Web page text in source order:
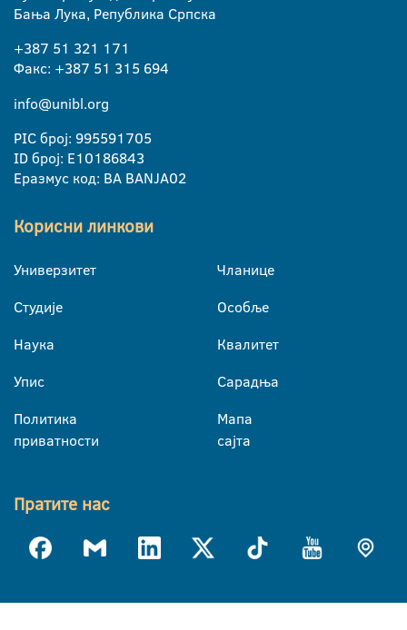
Бања Лука, Република Српска
+387 51 321 171
Факс: +387 51 315 694
info@unibl.org
PIC број: 995591705
ID број: E10186843
Еразмус код: BA BANJA02
Корисни линкови
Универзитет
Студије
Наука
Упис
Политика
приватности
Чланице
Особље
Квалитет
Сарадња
Мапа
сајта
Пратите нас